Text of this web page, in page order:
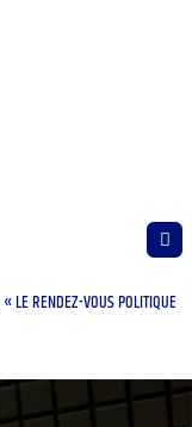
LE RENDEZ-VOUS POLITIQUE